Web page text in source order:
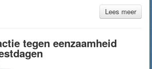
Lees meer
tegen eenzaamheid